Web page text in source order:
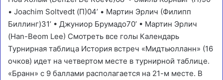
• Joachim Soltvedt (П)04‎’‎ • Мартин Эрлич (Филипп
Биллинг)31‎’‎ • Джуниор Брумадо70‎’‎ • Мартин Эрлич
(Han-Beom Lee) Смотреть все голы Календарь
Турнирная таблица История встреч «Мидтьюлланн» (16
очков) идет на четвертом месте в турнирной таблице.
«Бранн» с 9 баллами располагается на 21-м месте. В